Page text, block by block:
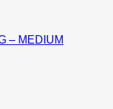
– MEDIUM